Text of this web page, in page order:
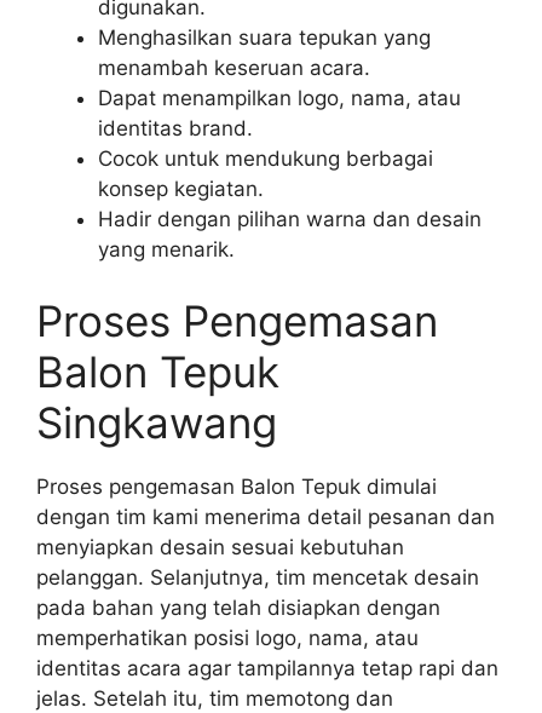
digunakan.
Menghasilkan suara tepukan yang
menambah keseruan acara.
Dapat menampilkan logo, nama, atau
identitas brand.
Cocok untuk mendukung berbagai
konsep kegiatan.
Hadir dengan pilihan warna dan desain
yang menarik.
Proses Pengemasan
Balon Tepuk
Singkawang
Proses pengemasan Balon Tepuk dimulai
dengan tim kami menerima detail pesanan dan
menyiapkan desain sesuai kebutuhan
pelanggan. Selanjutnya, tim mencetak desain
pada bahan yang telah disiapkan dengan
memperhatikan posisi logo, nama, atau
identitas acara agar tampilannya tetap rapi dan
jelas. Setelah itu, tim memotong dan